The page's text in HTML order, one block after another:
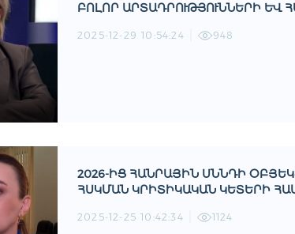
ԲՈԼՈՐ ԱՐՏԱԴՐՈՒԹՅՈՒՆՆԵՐԻ ԵՒ
2025-12-29 10:54:24 948
2026-ԻՑ ՀԱՆՐԱՅԻՆ ՍՆՆԴԻ
ՍԿՄԱՆ ԿՐԻՏԻԿԱԿԱՆ ԿԵՏԵՐԻ
2025-12-25 10:42:34 1124